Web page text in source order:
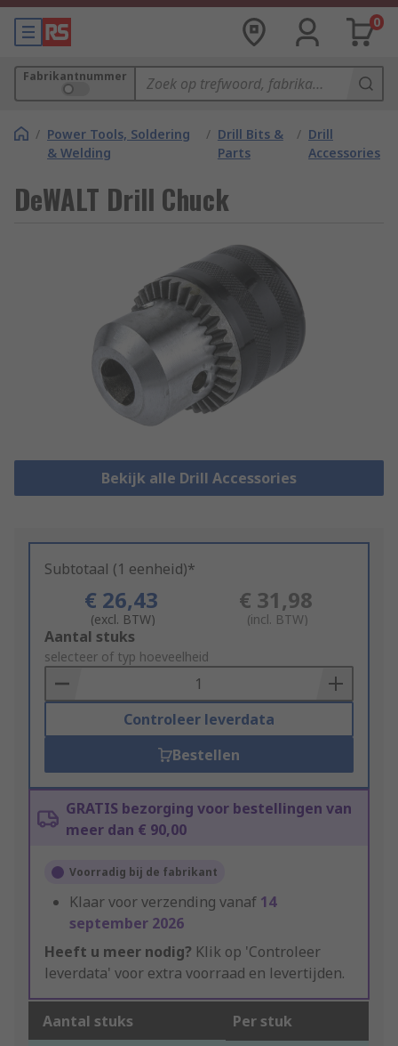
0
Fabrikantnummer
/ Power Tools, Soldering
& Welding
/ Drill Bits &
Parts
/ Drill
Accessories
DeWALT Drill Chuck
Bekijk alle Drill Accessories
Subtotaal (1 eenheid)*
€ 26,43
(excl. BTW)
€ 31,98
(incl. BTW)
Add
to
Basket
Aantal stuks
selecteer of typ hoeveelheid
Controleer leverdata
Bestellen
GRATIS bezorging voor bestellingen van
meer dan € 90,00
Voorradig bij de fabrikant
Klaar voor verzending vanaf 14
september 2026
Heeft u meer nodig? Klik op 'Controleer
leverdata' voor extra voorraad en levertijden.
Aantal stuks Per stuk